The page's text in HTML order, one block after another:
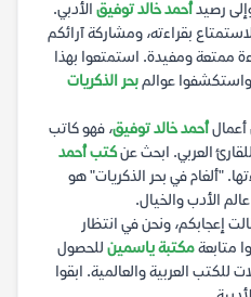
رصيدأحمد خالد توفيق الأدبي.
بقراءته، ومشاركة آرائكم
ممتعة ومفيدة. استمتعوا بهذا
عوالمبحر الذكريات
أعمالأحمد خالد توفيق، فهو كاتب
العربي. ابحث عنكتب أحمد
"ألغام في بحر الذكريات" هو
الأدب والخيال.
إعجابكم، ونحن في انتظار
متابعةمكتبة ياسمين للحصول
للكتب العربية والعالمية. ابقوا